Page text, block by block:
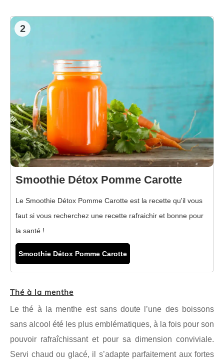
2
Smoothie Détox Pomme Carotte
Le Smoothie Détox Pomme Carotte est la recette qu'il vous
faut si vous recherchez une recette rafraichir et bonne pour
la santé !
Smoothie Détox Pomme Carotte
Thé à la menthe
Le thé à la menthe est sans doute l’une des boissons
sans alcool été les plus emblématiques, à la fois pour son
pouvoir rafraîchissant et pour sa dimension conviviale.
Servi chaud ou glacé, il s’adapte parfaitement aux fortes